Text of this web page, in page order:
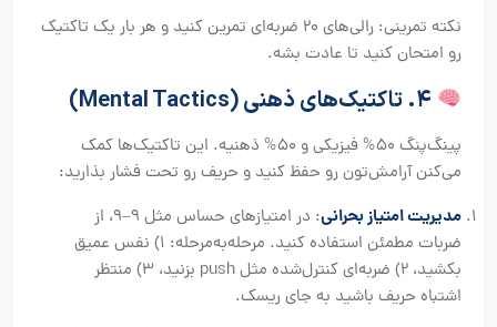
نکته تمرینی: رالی‌های ۲۰ ضربه‌ای تمرین کنید و هر بار یک تاکتیک
رو امتحان کنید تا عادت بشه.
پینگ‌پنگ ۵۰% فیزیکی و ۵۰% ذهنیه. این تاکتیک‌ها کمک
می‌کنن آرامش‌تون رو حفظ کنید و حریف رو تحت فشار بذارید:
مدیریت امتیاز بحرانی
: در امتیازهای حساس مثل ۹–۹، از
ضربات مطمئن استفاده کنید. مرحله‌به‌مرحله: ۱) نفس عمیق
بکشید، ۲) ضربه‌ای کنترل‌شده مثل push بزنید، ۳) منتظر
اشتباه حریف باشید به جای ریسک.